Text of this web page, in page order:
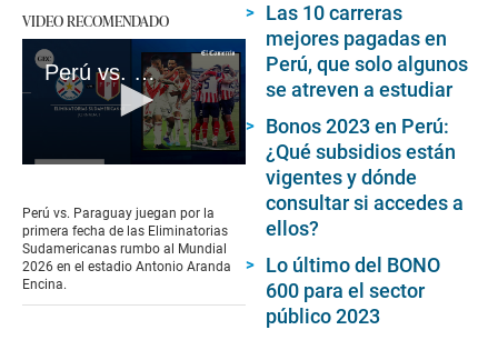
VIDEO RECOMENDADO
Perú vs. Paraguay: horarios, apuestas y dónde ver las Eliminatorias al Mundial 2026
of
1
minute,
24
seconds
Perú vs. Paraguay juegan por la
primera fecha de las Eliminatorias
Sudamericanas rumbo al Mundial
2026 en el estadio Antonio Aranda
Encina.
Las 10 carreras
mejores pagadas en
Perú, que solo algunos
se atreven a estudiar
Bonos 2023 en Perú:
¿Qué subsidios están
vigentes y dónde
consultar si accedes a
ellos?
Lo último del BONO
600 para el sector
público 2023